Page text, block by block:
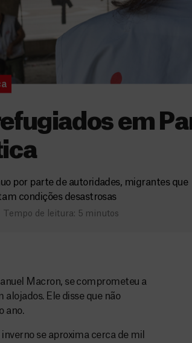
em
por parte de autoridades, migrantes que
condições desastrosas
Tempo de leitura: 5 minutos
Macron, se comprometeu a
Ele disse que não
ano.
se aproxima cerca de mil